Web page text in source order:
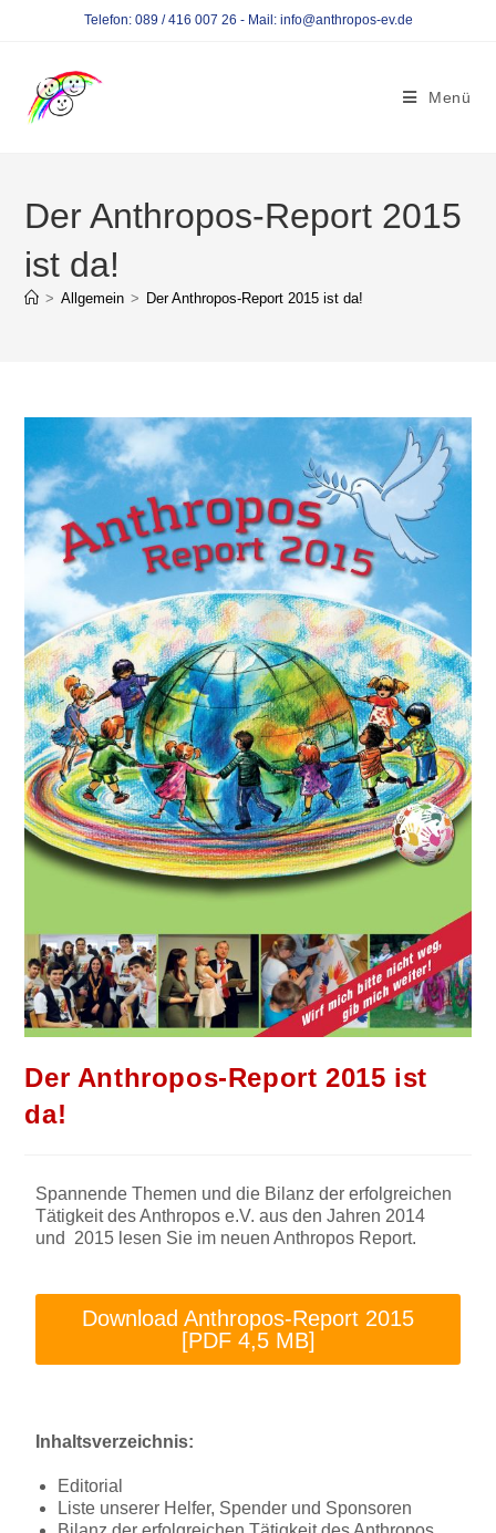
Telefon: 089 / 416 007 26 - Mail: info@anthropos-ev.de
Menü
Der Anthropos-Report 2015
ist da!
> Allgemein > Der Anthropos-Report 2015 ist da!
Der Anthropos-Report 2015 ist
da!
Spannende Themen und die Bilanz der erfolgreichen
Tätigkeit des Anthropos e.V. aus den Jahren 2014
und 2015 lesen Sie im neuen Anthropos Report.
Download Anthropos-Report 2015
[PDF 4,5 MB]
Inhaltsverzeichnis:
Editorial
Liste unserer Helfer, Spender und Sponsoren